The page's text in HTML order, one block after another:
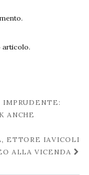
articolo.
ANCHE
ETTORE IAVICOLI
ALLA VICENDA